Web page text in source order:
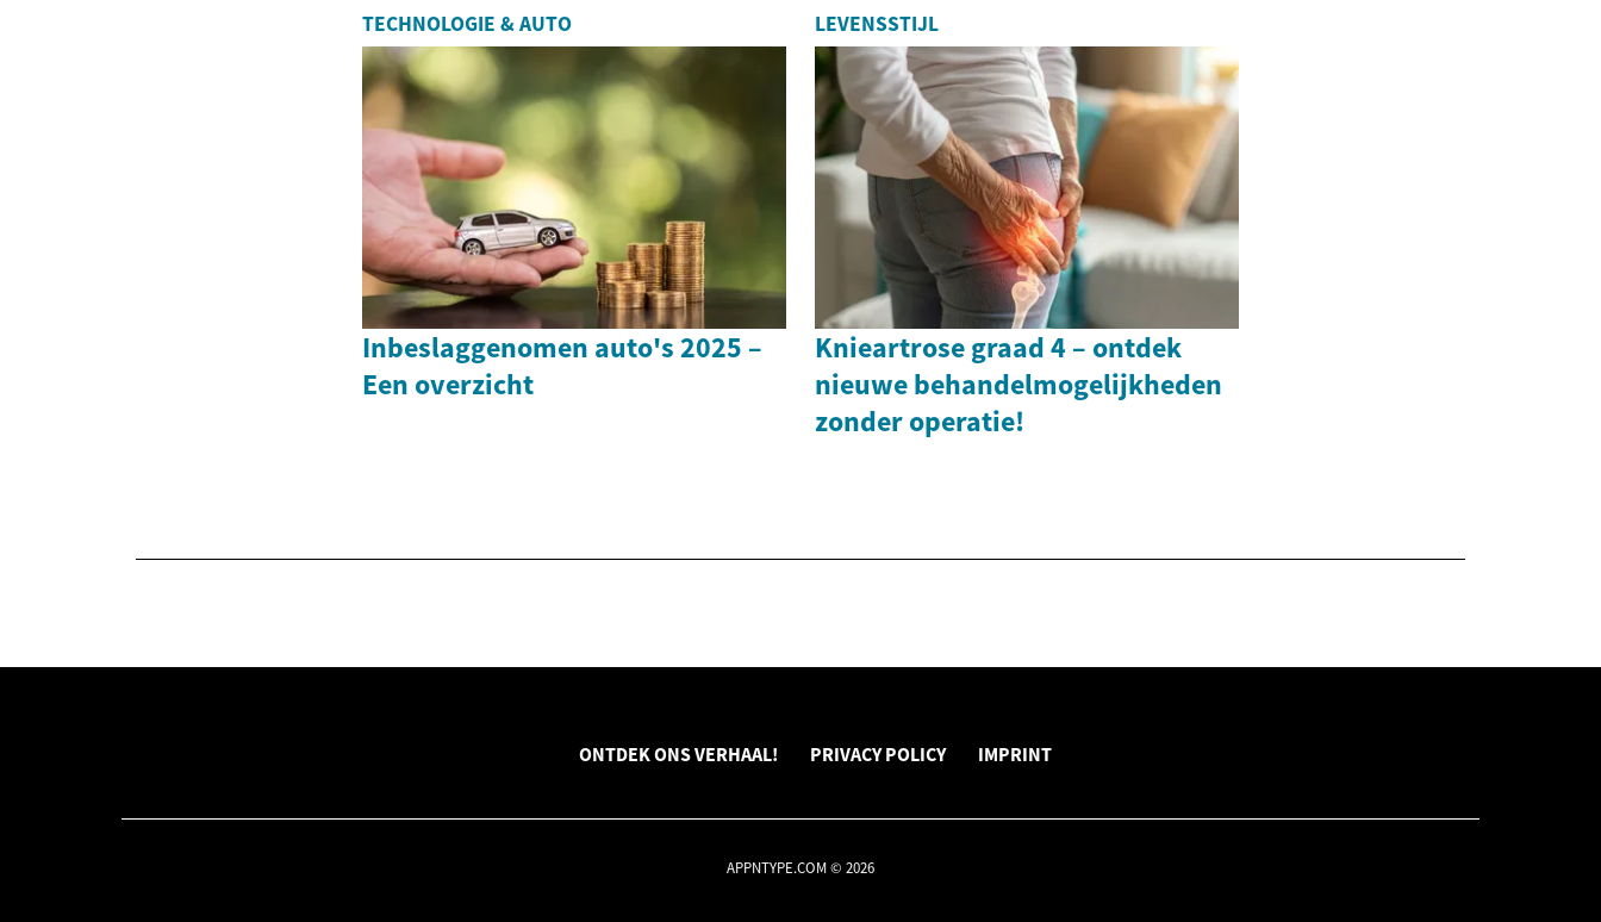
TECHNOLOGIE & AUTO
Inbeslaggenomen auto's 2025 –
Een overzicht
LEVENSSTIJL
Knieartrose graad 4 – ontdek
nieuwe behandelmogelijkheden
zonder operatie!
ONTDEK ONS VERHAAL! PRIVACY POLICY IMPRINT
APPNTYPE.COM © 2026